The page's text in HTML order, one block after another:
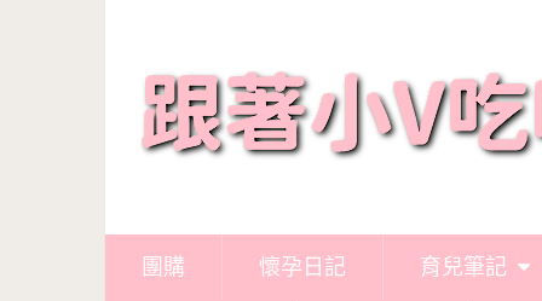
團購 懷孕日記 育兒筆記